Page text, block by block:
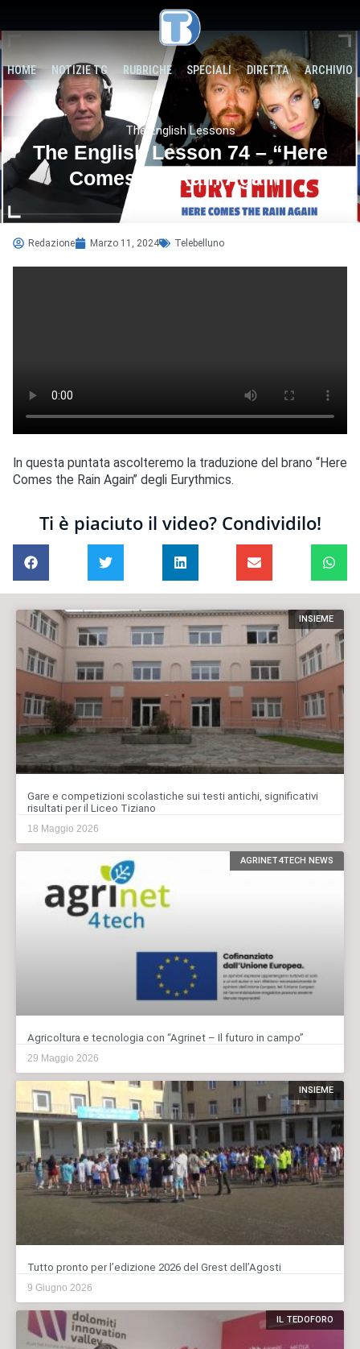
HOME NOTIZIE TG RUBRICHE SPECIALI DIRETTA ARCHIVIO
The English Lessons
The English Lesson 74 – “Here
Comes the Rain Again”
Redazione Marzo 11, 2024 Telebelluno
In questa puntata ascolteremo la traduzione del brano “Here
Comes the Rain Again” degli Eurythmics.
Ti è piaciuto il video? Condividilo!
INSIEME
Gare e competizioni scolastiche sui testi antichi, significativi
risultati per il Liceo Tiziano
18 Maggio 2026
AGRINET4TECH NEWS
Agricoltura e tecnologia con “Agrinet – Il futuro in campo”
29 Maggio 2026
INSIEME
Tutto pronto per l’edizione 2026 del Grest dell’Agosti
9 Giugno 2026
IL TEDOFORO